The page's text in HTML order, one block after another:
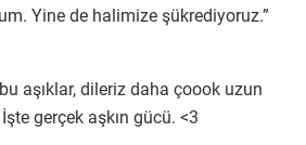
Yine de halimize şükrediyoruz.”
aşıklar, dileriz daha çoook uzun
gerçek aşkın gücü. <3